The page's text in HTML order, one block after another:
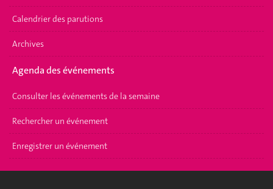
Calendrier des parutions
Archives
Agenda des événements
Consulter les événements de la semaine
Rechercher un événement
Enregistrer un événement